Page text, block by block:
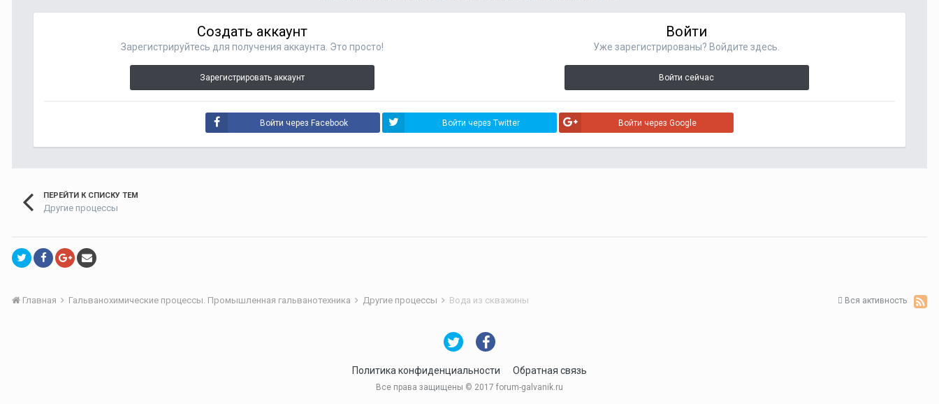
Создать аккаунт
Зарегистрируйтесь для получения аккаунта. Это просто!
Зарегистрировать аккаунт
Войти
Уже зарегистрированы? Войдите здесь.
Войти сейчас
Войти через Facebook Войти через Twitter Войти через Google
ПЕРЕЙТИ К СПИСКУ ТЕМ
Другие процессы
Вся активность
Главная Гальванохимические процессы. Промышленная гальванотехника Другие процессы Вода из скважины
Политика конфиденциальности Обратная связь
Все права защищены © 2017 forum-galvanik.ru